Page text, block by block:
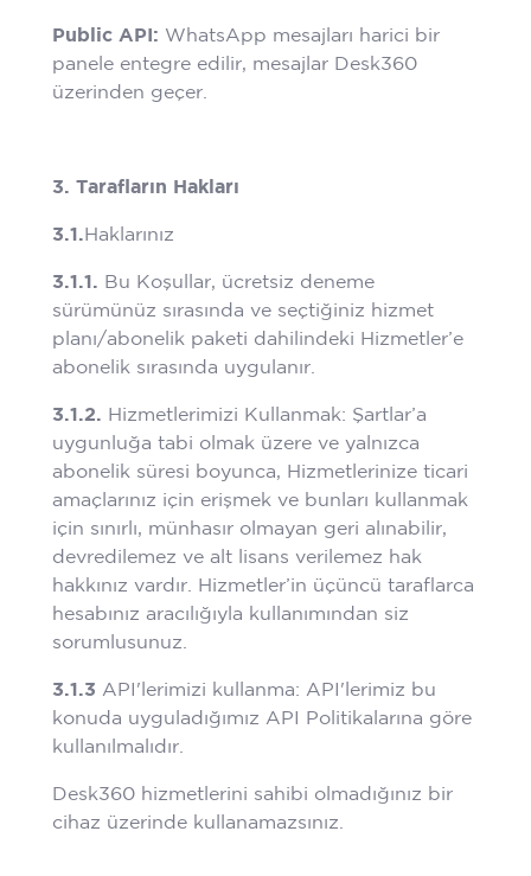
Public API: WhatsApp mesajları harici bir
panele entegre edilir, mesajlar Desk360
üzerinden geçer.
3. Tarafların Hakları
3.1. Haklarınız
3.1.1. Bu Koşullar, ücretsiz deneme
sürümünüz sırasında ve seçtiğiniz hizmet
planı/abonelik paketi dahilindeki Hizmetler’e
abonelik sırasında uygulanır.
3.1.2. Hizmetlerimizi Kullanmak: Şartlar’a
uygunluğa tabi olmak üzere ve yalnızca
abonelik süresi boyunca, Hizmetlerinize ticari
amaçlarınız için erişmek ve bunları kullanmak
için sınırlı, münhasır olmayan geri alınabilir,
devredilemez ve alt lisans verilemez hak
hakkınız vardır. Hizmetler’in üçüncü taraflarca
hesabınız aracılığıyla kullanımından siz
sorumlusunuz.
3.1.3 API'lerimizi kullanma: API'lerimiz bu
konuda uyguladığımız API Politikalarına göre
kullanılmalıdır.
Desk360 hizmetlerini sahibi olmadığınız bir
cihaz üzerinde kullanamazsınız.